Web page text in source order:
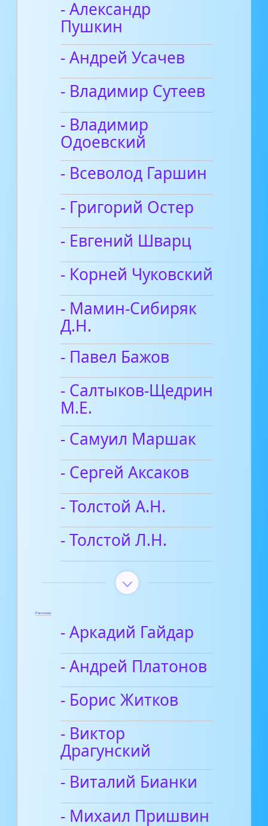
- Александр
Пушкин
- Андрей Усачев
- Владимир Сутеев
- Владимир
Одоевский
- Всеволод Гаршин
- Григорий Остер
- Евгений Шварц
- Корней Чуковский
- Мамин-Сибиряк
Д.Н.
- Павел Бажов
- Салтыков-Щедрин
М.Е.
- Самуил Маршак
- Сергей Аксаков
- Толстой А.Н.
- Толстой Л.Н.
Рассказы
- Аркадий Гайдар
- Андрей Платонов
- Борис Житков
- Виктор
Драгунский
- Виталий Бианки
- Михаил Пришвин